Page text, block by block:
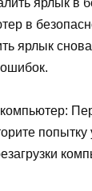
в
ярлык
попытку